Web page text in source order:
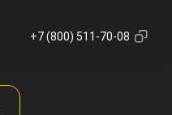
+7 (800) 511-70-08